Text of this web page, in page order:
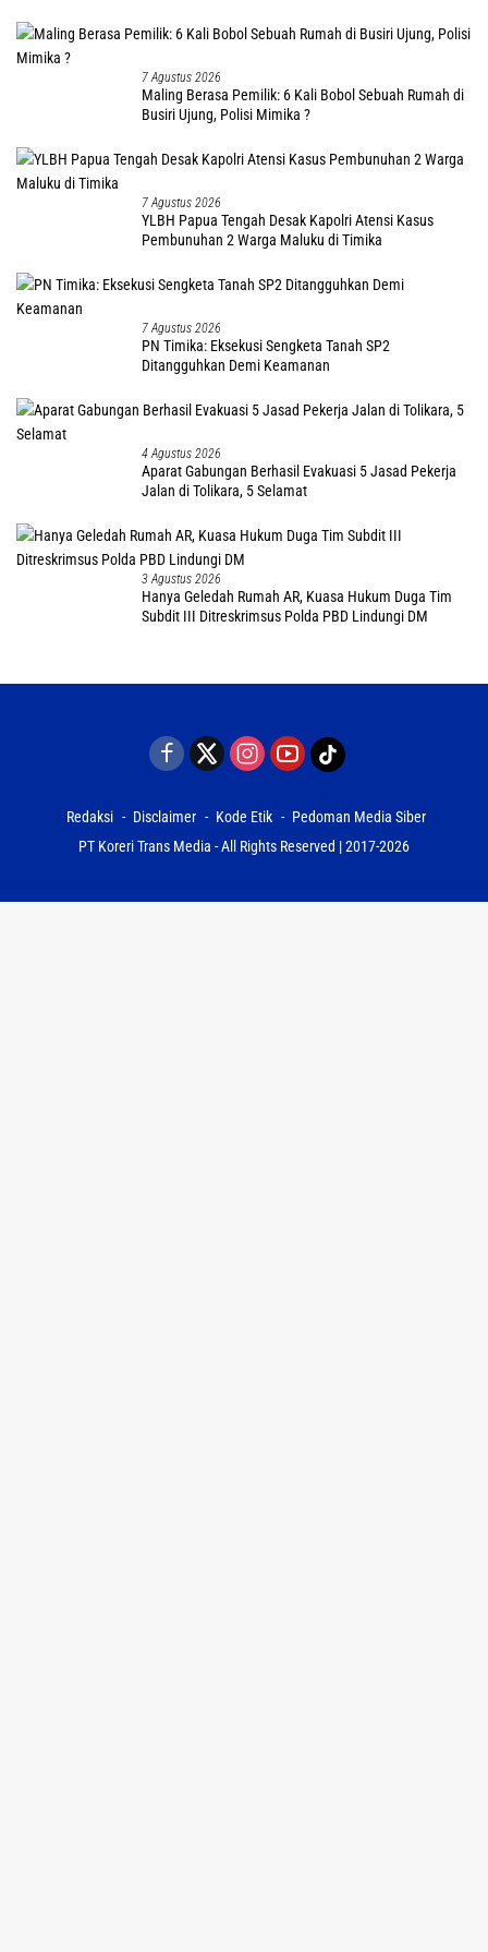
7 Agustus 2026
Maling Berasa Pemilik: 6 Kali Bobol Sebuah Rumah di
Busiri Ujung, Polisi Mimika ?
7 Agustus 2026
YLBH Papua Tengah Desak Kapolri Atensi Kasus
Pembunuhan 2 Warga Maluku di Timika
7 Agustus 2026
PN Timika: Eksekusi Sengketa Tanah SP2
Ditangguhkan Demi Keamanan
4 Agustus 2026
Aparat Gabungan Berhasil Evakuasi 5 Jasad Pekerja
Jalan di Tolikara, 5 Selamat
3 Agustus 2026
Hanya Geledah Rumah AR, Kuasa Hukum Duga Tim
Subdit III Ditreskrimsus Polda PBD Lindungi DM
Redaksi Disclaimer Kode Etik
Pedoman Media Siber
PT Koreri Trans Media - All Rights Reserved | 2017-2026